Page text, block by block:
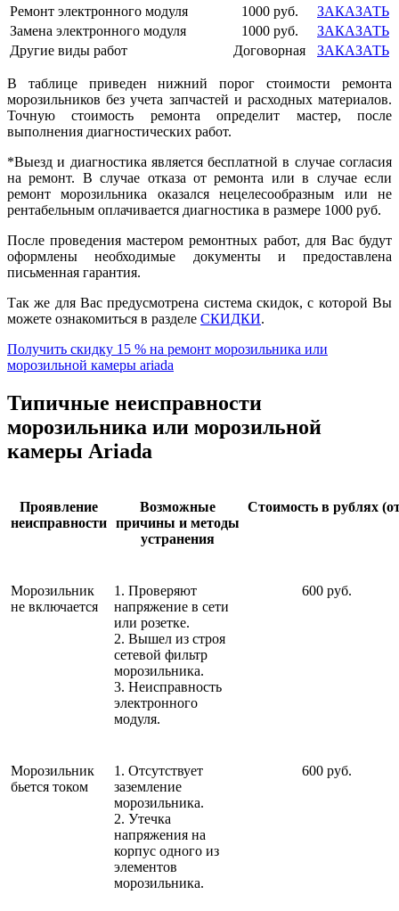
Ремонт электронного модуля
1000 руб.
ЗАКАЗАТЬ
Замена электронного модуля
1000 руб.
ЗАКАЗАТЬ
Другие виды работ
Договорная ЗАКАЗАТЬ
В таблице приведен нижний порог стоимости ремонта
морозильников без учета запчастей и расходных материалов.
Точную стоимость ремонта определит мастер, после
выполнения диагностических работ.
*Выезд и диагностика является бесплатной в случае согласия
на ремонт. В случае отказа от ремонта или в случае если
ремонт морозильника оказался нецелесообразным или не
рентабельным оплачивается диагностика в размере 1000 руб.
После проведения мастером ремонтных работ, для Вас будут
оформлены необходимые документы и предоставлена
письменная гарантия.
Так же для Вас предусмотрена система скидок, с которой Вы
можете ознакомиться в разделе СКИДКИ.
Получить скидку 15 % на ремонт морозильника или
морозильной камеры ariada
Типичные неисправности
морозильника или морозильной
камеры Ariada
Проявление
неисправности
Возможные
причины и методы
устранения
Стоимость в рублях
Морозильник
не включается
1. Проверяют
напряжение в сети
или розетке.
2. Вышел из строя
сетевой фильтр
морозильника.
3. Неисправность
электронного
модуля.
600 руб.
Морозильник
бьется током
1. Отсутствует
заземление
морозильника.
2. Утечка
напряжения на
корпус одного из
элементов
морозильника.
600 руб.